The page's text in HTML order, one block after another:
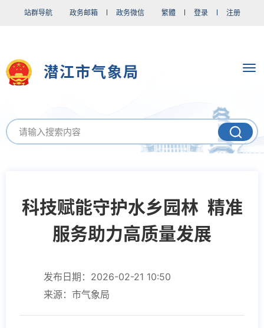
站群导航 政务邮箱 政务微信 繁體 登录 注册
潜江市气象局
科技赋能守护水乡园林 精准
服务助力高质量发展
发布日期：2026-02-21 10:50
来源：市气象局